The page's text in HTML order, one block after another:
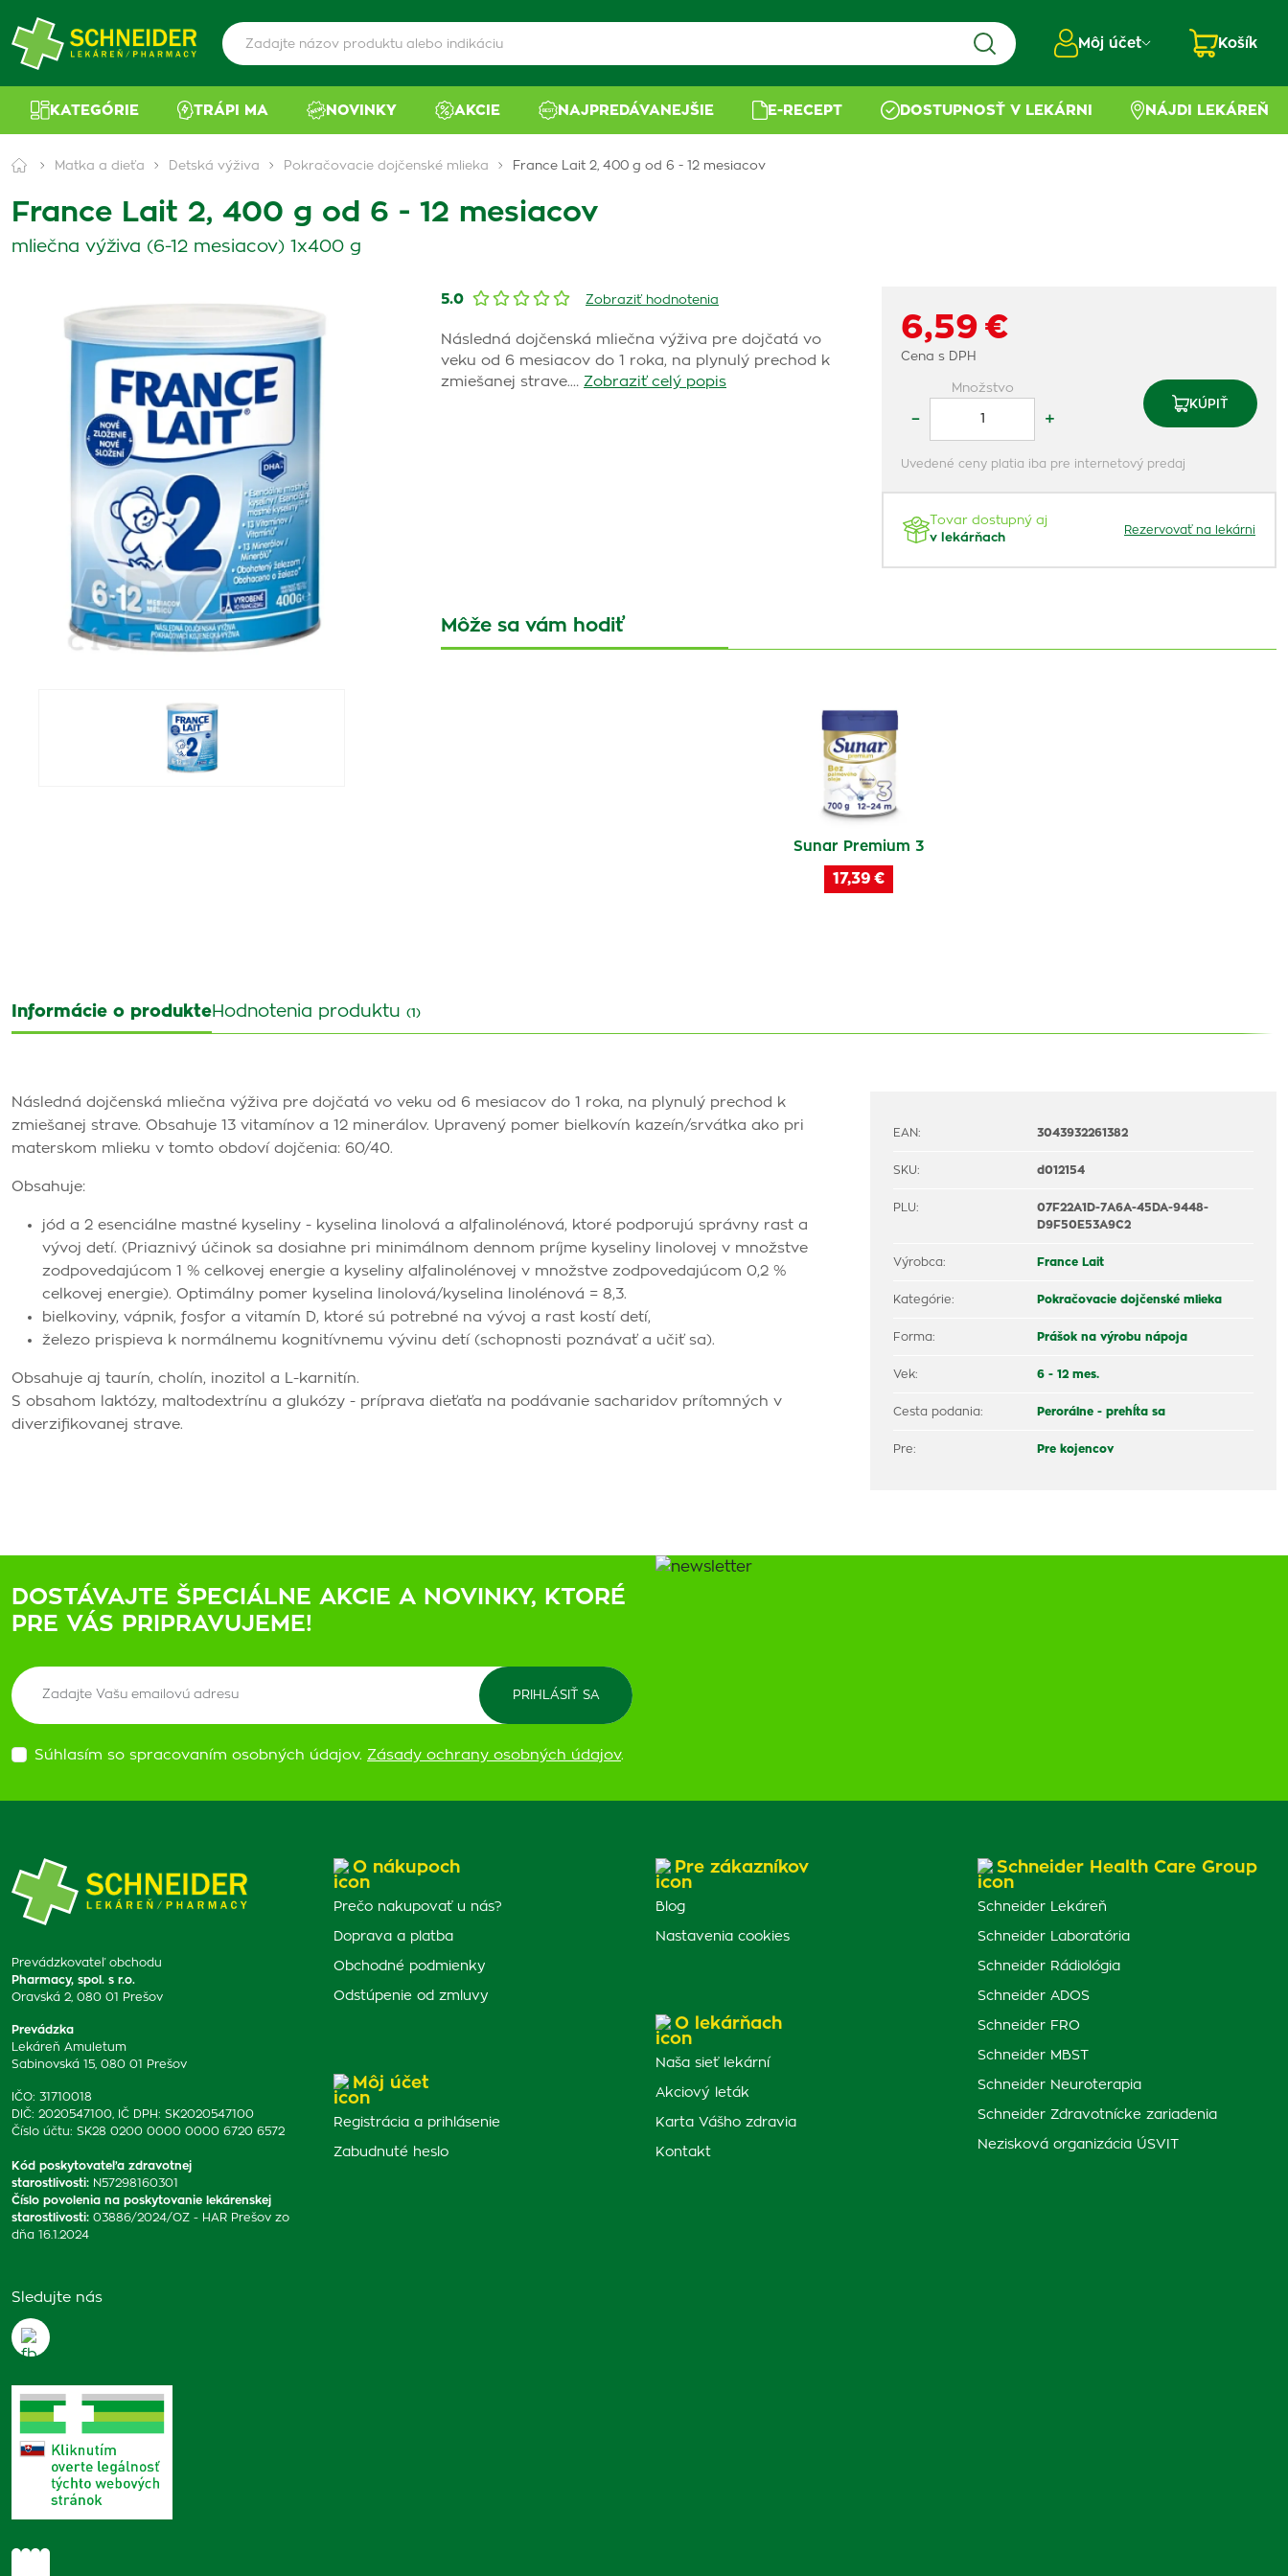
Môj účet Košík
KATEGÓRIE TRÁPI MA NOVINKY AKCIE NAJPREDÁVANEJŠIE E-RECEPT DOSTUPNOSŤ V LEKÁRNI NÁJDI LEKÁREŇ
Matka a dieťa Detská výživa Pokračovacie dojčenské mlieka France Lait 2, 400 g od 6 - 12 mesiacov
France Lait 2, 400 g od 6 - 12 mesiacov
mliečna výživa (6-12 mesiacov) 1x400 g
5.0 Zobraziť hodnotenia
Následná dojčenská mliečna výživa pre dojčatá vo
veku od 6 mesiacov do 1 roka, na plynulý prechod k
zmiešanej strave.… Zobraziť celý popis
6,59 €
Cena s DPH
Množstvo
– +
KÚPIŤ
Uvedené ceny platia iba pre internetový predaj
Tovar dostupný aj
v lekárňach
Rezervovať na lekárni
Môže sa vám hodiť
Sunar Premium 3
17,39 €
Informácie o produkteHodnotenia produktu (1)
Následná dojčenská mliečna výživa pre dojčatá vo veku od 6 mesiacov do 1 roka, na plynulý prechod k
zmiešanej strave. Obsahuje 13 vitamínov a 12 minerálov. Upravený pomer bielkovín kazeín/srvátka ako pri
materskom mlieku v tomto obdoví dojčenia: 60/40.
Obsahuje:
jód a 2 esenciálne mastné kyseliny - kyselina linolová a alfalinolénová, ktoré podporujú správny rast a
vývoj detí. (Priaznivý účinok sa dosiahne pri minimálnom dennom príjme kyseliny linolovej v množstve
zodpovedajúcom 1 % celkovej energie a kyseliny alfalinolénovej v množstve zodpovedajúcom 0,2 %
celkovej energie). Optimálny pomer kyselina linolová/kyselina linolénová = 8,3.
bielkoviny, vápnik, fosfor a vitamín D, ktoré sú potrebné na vývoj a rast kostí detí,
železo prispieva k normálnemu kognitívnemu vývinu detí (schopnosti poznávať a učiť sa).
Obsahuje aj taurín, cholín, inozitol a L-karnitín.
S obsahom laktózy, maltodextrínu a glukózy - príprava dieťaťa na podávanie sacharidov prítomných v
diverzifikovanej strave.
EAN: 3043932261382
SKU: d012154
PLU:
07F22A1D-7A6A-45DA-9448-
D9F50E53A9C2
Výrobca: France Lait
Kategórie: Pokračovacie dojčenské mlieka
Forma: Prášok na výrobu nápoja
Vek: 6 - 12 mes.
Cesta podania: Perorálne - prehĺta sa
Pre: Pre kojencov
DOSTÁVAJTE ŠPECIÁLNE AKCIE A NOVINKY, KTORÉ
PRE VÁS PRIPRAVUJEME!
Súhlasím so spracovaním osobných údajov. Zásady ochrany osobných údajov.
Prevádzkovateľ obchodu
Pharmacy, spol. s r.o.
Oravská 2, 080 01 Prešov
Prevádzka
Lekáreň Amuletum
Sabinovská 15, 080 01 Prešov
IČO: 31710018
DIČ: 2020547100, IČ DPH: SK2020547100
Číslo účtu: SK28 0200 0000 0000 6720 6572
Kód poskytovateľa zdravotnej
starostlivosti: N57298160301
Číslo povolenia na poskytovanie lekárenskej
starostlivosti: 03886/2024/OZ - HAR Prešov zo
dňa 16.1.2024
Sledujte nás
O nákupoch
Prečo nakupovať u nás?
Doprava a platba
Obchodné podmienky
Odstúpenie od zmluvy
Môj účet
Registrácia a prihlásenie
Zabudnuté heslo
Pre zákazníkov
Blog
Nastavenia cookies
O lekárňach
Naša sieť lekární
Akciový leták
Karta Vášho zdravia
Kontakt
Schneider Health Care Group
Schneider Lekáreň
Schneider Laboratória
Schneider Rádiológia
Schneider ADOS
Schneider FRO
Schneider MBST
Schneider Neuroterapia
Schneider Zdravotnícke zariadenia
Nezisková organizácia ÚSVIT